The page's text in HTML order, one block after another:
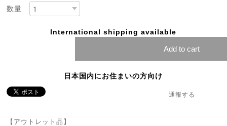
数量
International shipping available
Add to cart
日本国内にお住まいの方向け
通報する
【アウトレット品】